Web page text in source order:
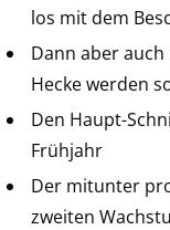
los mit dem
Dann aber
Hecke werden
Den Haupt-
Frühjahr
Der mitunter
zweiten